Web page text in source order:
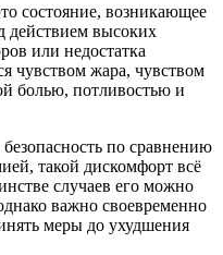
состояние, возникающее
действием высоких
или недостатка
чувством жара, чувством
болью, потливостью и
по сравнению
такой дискомфорт всё
случаев его можно
важно своевременно
меры до ухудшения